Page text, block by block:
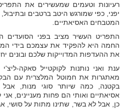
רעיונות וטעמים שמעשירים את
יפני, כפי שמורגש היטב ברטבים
המטבחים האסיאתיים.
התפריט העשיר מציב בפני הסועדים
החמה היא להפקיד את עצמכם בידי
את ההעדפות המדוייקות שלכם ובונים
ענת ואני נותנות לקוקטייל סאקה-
מאתגרות את חמוטל המלצרית עם
בקטנה, כמה שיותר סוגי מנות,
אסיאתיים ואותי הם פחות מעניינים,
כן, אבל לא בשר, שתינו מתות על סושי,